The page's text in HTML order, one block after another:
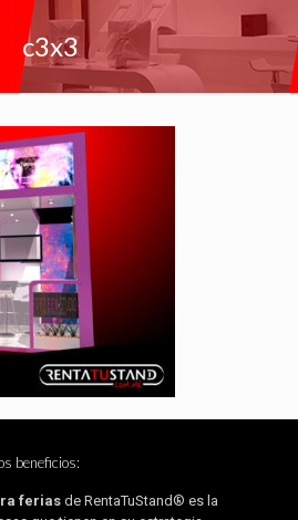
c3x3
beneficios:
ferias de RentaTuStand® es la